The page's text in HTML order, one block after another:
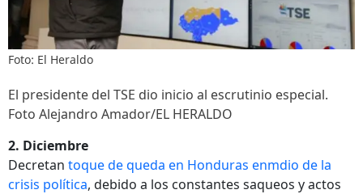
Foto: El Heraldo
El presidente del TSE dio inicio al escrutinio especial.
Foto Alejandro Amador/EL HERALDO
2. Diciembre
Decretan toque de queda en Honduras enmdio de la
crisis política, debido a los constantes saqueos y actos